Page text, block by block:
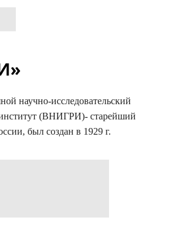
научно-исследовательский
(ВНИГРИ)- старейший
был создан в 1929 г.